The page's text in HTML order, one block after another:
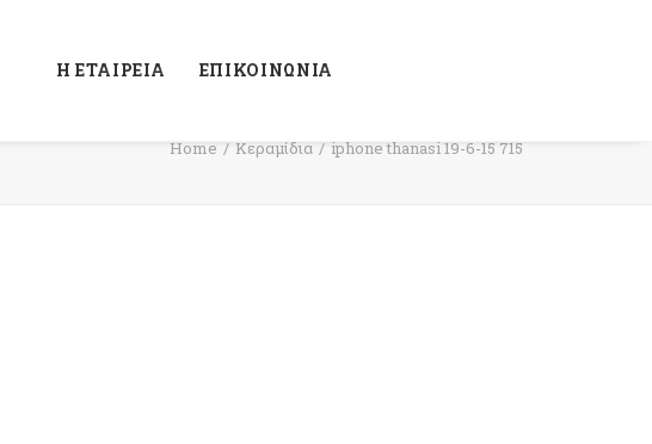
Η ΕΤΑΙΡΕΙΑ ΕΠΙΚΟΙΝΩΝΙΑ
Home Κεραμίδια iphone thanasi 19-6-15 715